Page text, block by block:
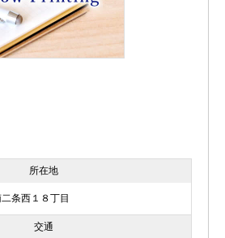
所在地
条西１８丁目
交通